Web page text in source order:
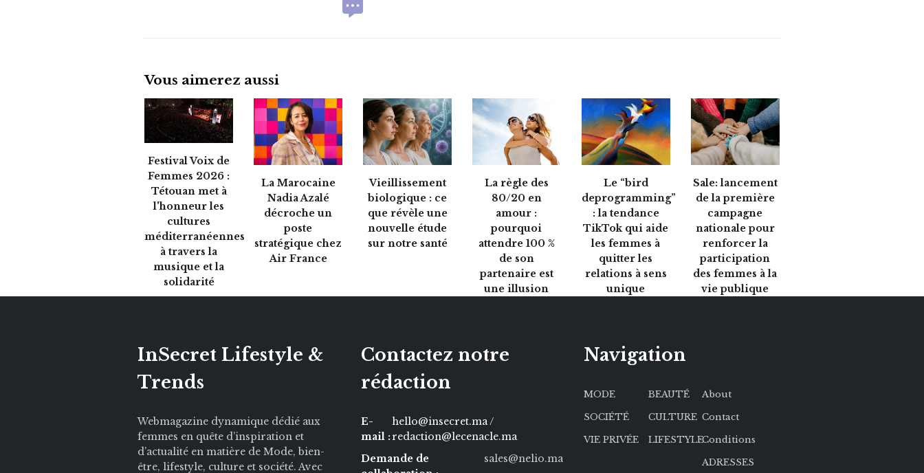
Vous aimerez aussi
Festival Voix de
Femmes 2026 :
Tétouan met à
l'honneur les
cultures
méditerranéennes
à travers la
musique et la
solidarité
La Marocaine
Nadia Azalé
décroche un
poste
stratégique chez
Air France
Vieillissement
biologique : ce
que révèle une
nouvelle étude
sur notre santé
La règle des
80/20 en
amour :
pourquoi
attendre 100 %
de son
partenaire est
une illusion
Le “bird
deprogramming”
: la tendance
TikTok qui aide
les femmes à
quitter les
relations à sens
unique
Sale: lancement
de la première
campagne
nationale pour
renforcer la
participation
des femmes à la
vie publique
InSecret Lifestyle &
Trends
Webmagazine dynamique dédié aux
femmes en quête d’inspiration et
d’actualité en matière de Mode, bien-
être, lifestyle, culture et société. Avec
Contactez notre
rédaction
E-
mail :
hello@insecret.ma /
redaction@lecenacle.ma
Demande de
sales@nelio.ma
Navigation
MODE
BEAUTÉ
SOCIÉTÉ
CULTURE
VIE PRIVÉE
LIFESTYLE
About
Contact
Conditions
ADRESSES